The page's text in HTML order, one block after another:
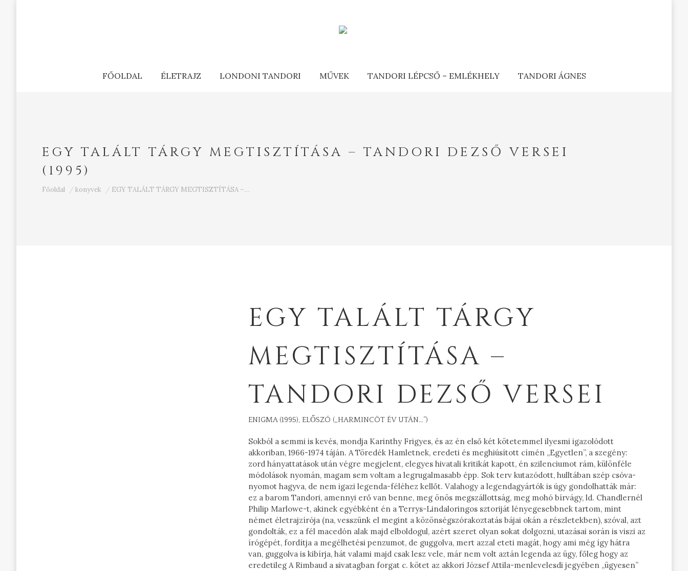
FŐOLDAL ÉLETRAJZ LONDONI TANDORI MŰVEK TANDORI LÉPCSŐ – EMLÉKHELY TANDORI ÁGNES
EGY TALÁLT TÁRGY MEGTISZTÍTÁSA – TANDORI DEZSŐ VERSEI
(1995)
Ön itt van:
Főoldal konyvek EGY TALÁLT TÁRGY MEGTISZTÍTÁSA –…
EGY TALÁLT TÁRGY
MEGTISZTÍTÁSA –
TANDORI DEZSŐ VERSEI
ENIGMA (1995), ELŐSZÓ („HARMINCÖT ÉV UTÁN…”)
Sokból a semmi is kevés, mondja Karinthy Frigyes, és az én első két kötetemmel ilyesmi igazolódott
akkoriban, 1966-1974 táján. A Töredék Hamletnek, eredeti és meghiúsított címén „Egyetlen”, a szegény:
zord hányattatások után végre megjelent, elegyes hivatali kritikát kapott, én szilenciumot rám, különféle
módolások nyomán, magam sem voltam a legrugalmasabb épp. Sok terv kutazódott, hulltában szép csóva-
nyomot hagyva, de nem igazi legenda-féléhez kellőt. Valahogy a legendagyártók is úgy gondolhatták már:
ez a barom Tandori, amennyi erő van benne, meg önös megszállottság, meg mohó bírvágy, ld. Chandlernél
Philip Marlowe-t, akinek egyébként én a Terrys-Lindaloringos sztoriját lényegesebbnek tartom, mint
német életrajzírója (na, vesszünk el megint a közönségszórakoztatás bájai okán a részletekben), szóval, azt
gondolták, ez a fél macedón alak majd elboldogul, azért szeret olyan sokat dolgozni, utazásai során is viszi az
írógépét, fordítja a megélhetési penzumot, de guggolva, mert azzal eteti magát, hogy ami még így hátra
van, guggolva is kibírja, hát valami majd csak lesz vele, már nem volt aztán legenda az ügy, főleg hogy az
eredetileg A Rimbaud a sivatagban forgat c. kötet az akkori József Attila-menlevelesdi jegyében „ügyesen”